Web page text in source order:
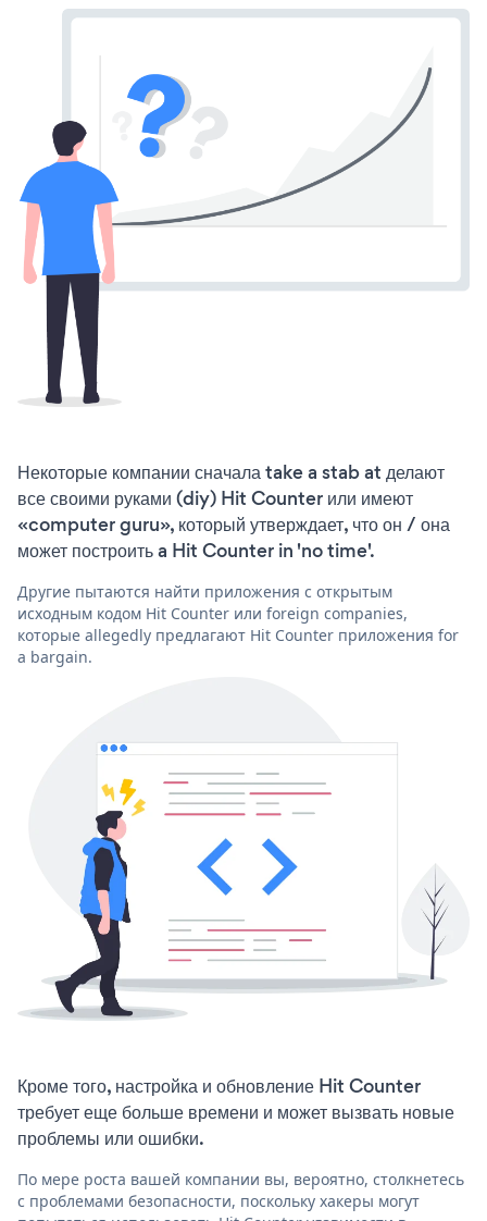
Некоторые компании сначала take a stab at делают
все своими руками (diy) Hit Counter или имеют
«computer guru», который утверждает, что он / она
может построить a Hit Counter in 'no time'.
Другие пытаются найти приложения с открытым
исходным кодом Hit Counter или foreign companies,
которые allegedly предлагают Hit Counter приложения for
a bargain.
Кроме того, настройка и обновление Hit Counter
требует еще больше времени и может вызвать новые
проблемы или ошибки.
По мере роста вашей компании вы, вероятно, столкнетесь
с проблемами безопасности, поскольку хакеры могут